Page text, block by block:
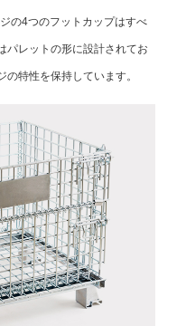
の4つのフットカップはすべ
パレットの形に設計されてお
の特性を保持しています。